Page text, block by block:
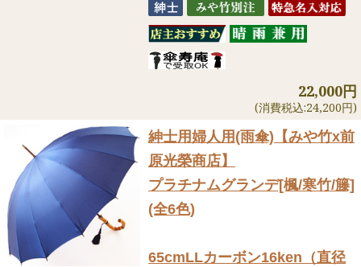
22,000円
(消費税込:24,200円)
紳士用婦人用(雨傘) 【みや竹x前
原光榮商店】
プラチナムグランデ[楓/寒竹/籐]
(全6色)
65cmLLカーボン16ken（直径